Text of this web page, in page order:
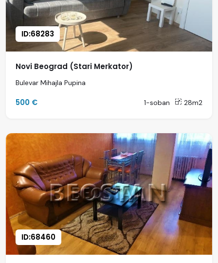
ID:68283
Novi Beograd (Stari Merkator)
Bulevar Mihajla Pupina
500 € 1-soban 28m2
ID:68460